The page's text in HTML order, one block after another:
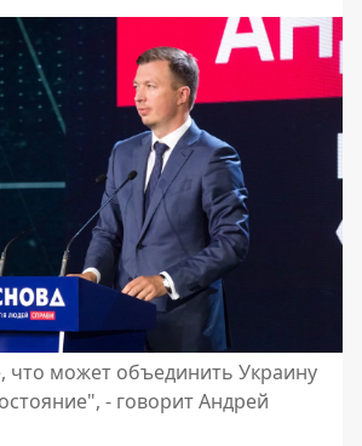
что может объединить Украину
- говорит Андрей